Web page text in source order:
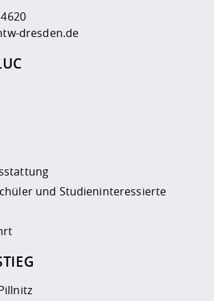
dresden.de
und Studieninteressierte